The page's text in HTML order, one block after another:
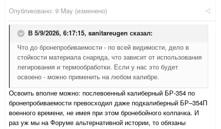
Опубликовано: 9 May (изменено)
В 5/9/2026, 6:17:15, sanitareugen сказал:
Что до бронепробиваемости - по всей видимости, дело в
стойкости материала снаряда, что зависит от использования
легирования и термообработки. Если у нас это будет
освоено - можно применить на любом калибре.
Освоить вполне можно: послевоенный калиберный БР-354 по
бронепробиваемости превосходил даже подкалиберный БР–354П
военного времени, не имея при этом бронебойного колпачка. И
раз уж мы на Форуме альтернативной истории, то обязаны